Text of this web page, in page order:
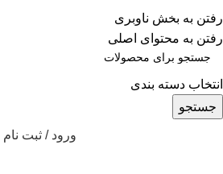
رفتن به بخش ناوبری
رفتن به محتوای اصلی
HERE OR JUST REMOVE IT…
انتخاب دسته بندی
جستجو
ورود / ثبت نام